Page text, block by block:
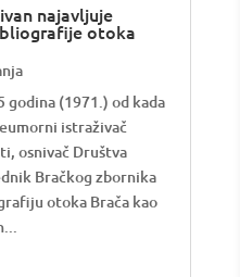
najavljuje
otoka
godina (1971.) od kada
istraživač
osnivač Društva
Bračkog zbornika
otoka Brača kao